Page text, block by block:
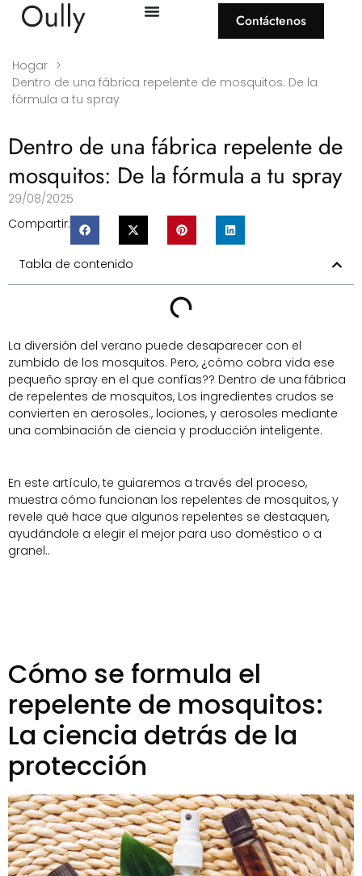
Contáctenos
Hogar >
Dentro de una fábrica repelente de mosquitos: De la
fórmula a tu spray
Dentro de una fábrica repelente de
mosquitos: De la fórmula a tu spray
29/08/2025
Compartir:
Tabla de contenido
La diversión del verano puede desaparecer con el
zumbido de los mosquitos. Pero, ¿cómo cobra vida ese
pequeño spray en el que confías?? Dentro de una fábrica
de repelentes de mosquitos, Los ingredientes crudos se
convierten en aerosoles., lociones, y aerosoles mediante
una combinación de ciencia y producción inteligente.
En este artículo, te guiaremos a través del proceso,
muestra cómo funcionan los repelentes de mosquitos, y
revele qué hace que algunos repelentes se destaquen,
ayudándole a elegir el mejor para uso doméstico o a
granel..
Cómo se formula el
repelente de mosquitos:
La ciencia detrás de la
protección